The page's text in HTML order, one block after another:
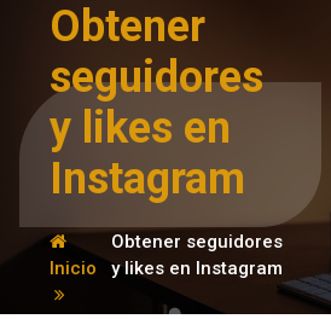
Obtener
seguidores
y likes en
Instagram
Inicio
Obtener seguidores
y likes en Instagram